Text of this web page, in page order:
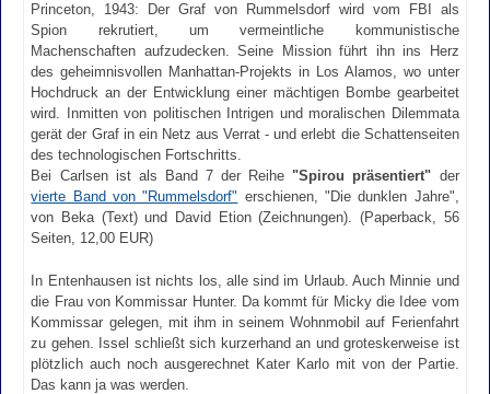
Princeton, 1943: Der Graf von Rummelsdorf wird vom FBI als
Spion rekrutiert, um vermeintliche kommunistische
Machenschaften aufzudecken. Seine Mission führt ihn ins Herz
des geheimnisvollen Manhattan-Projekts in Los Alamos, wo unter
Hochdruck an der Entwicklung einer mächtigen Bombe gearbeitet
wird. Inmitten von politischen Intrigen und moralischen Dilemmata
gerät der Graf in ein Netz aus Verrat - und erlebt die Schattenseiten
des technologischen Fortschritts.
Bei Carlsen ist als Band 7 der Reihe "Spirou präsentiert" der
vierte Band von "Rummelsdorf" erschienen, "Die dunklen Jahre",
von Beka (Text) und David Etion (Zeichnungen). (Paperback, 56
Seiten, 12,00 EUR)
In Entenhausen ist nichts los, alle sind im Urlaub. Auch Minnie und
die Frau von Kommissar Hunter. Da kommt für Micky die Idee vom
Kommissar gelegen, mit ihm in seinem Wohnmobil auf Ferienfahrt
zu gehen. Issel schließt sich kurzerhand an und groteskerweise ist
plötzlich auch noch ausgerechnet Kater Karlo mit von der Partie.
Das kann ja was werden.